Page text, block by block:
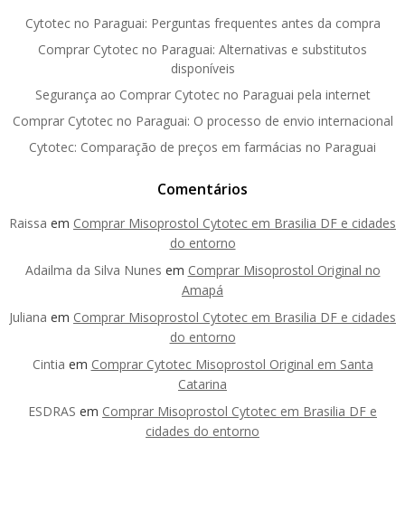
Cytotec no Paraguai: Perguntas frequentes antes da compra
Comprar Cytotec no Paraguai: Alternativas e substitutos
disponíveis
Segurança ao Comprar Cytotec no Paraguai pela internet
Comprar Cytotec no Paraguai: O processo de envio internacional
Cytotec: Comparação de preços em farmácias no Paraguai
Comentários
Raissa em Comprar Misoprostol Cytotec em Brasilia DF e cidades
do entorno
Adailma da Silva Nunes em Comprar Misoprostol Original no
Amapá
Juliana em Comprar Misoprostol Cytotec em Brasilia DF e cidades
do entorno
Cintia em Comprar Cytotec Misoprostol Original em Santa
Catarina
ESDRAS em Comprar Misoprostol Cytotec em Brasilia DF e
cidades do entorno